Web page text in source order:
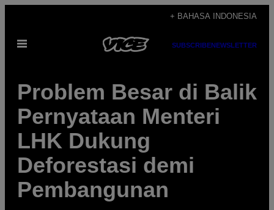
content
+ BAHASA INDONESIA
Open
SUBSCRIBENEWSLETTER
Problem Besar di Balik
Pernyataan Menteri
LHK Dukung
Deforestasi demi
Pembangunan